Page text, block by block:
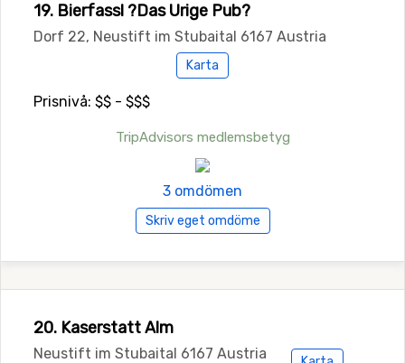
19. Bierfassl ?Das Urige Pub?
Dorf 22, Neustift im Stubaital 6167 Austria
Karta
Prisnivå: $$ - $$$
TripAdvisors medlemsbetyg
3 omdömen
Skriv eget omdöme
20. Kaserstatt Alm
Neustift im Stubaital 6167 Austria